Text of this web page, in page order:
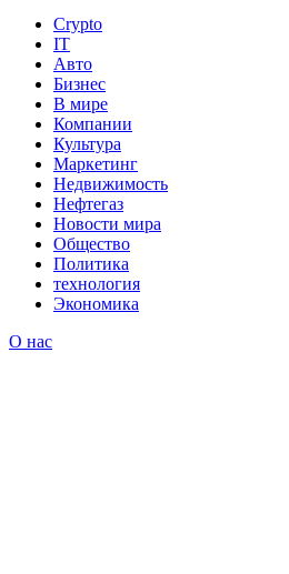
Crypto
IT
Авто
Бизнес
В мире
Компании
Культура
Маркетинг
Недвижимость
Нефтегаз
Новости мира
Общество
Политика
технология
Экономика
О нас